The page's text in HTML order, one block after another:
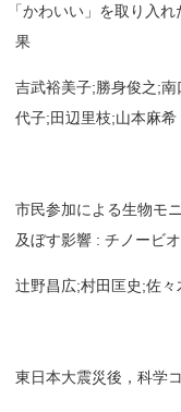
「かわいい」を取り入
果
吉武裕美子;勝身俊之;
代子;田辺里枝;山本麻希
市民参加による生物モ
及ぼす影響 : チノービ
辻野昌広;村田匡史;佐
東日本大震災後，科学